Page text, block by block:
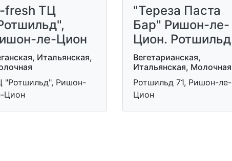
fresh ТЦ
ле-Цион
Итальянская,
"Ротшильд", Ришон-
Цион
"Тереза ​​Паста
Бар" Ришон-ле-
Цион. Ротшильд
Вегетарианская,
Итальянская, Молочная
Ротшильд 71, Ришон-ле-
Цион